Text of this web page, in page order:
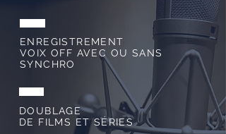
ENREGISTREMENT
VOIX OFF AVEC OU SANS
SYNCHRO
DOUBLAGE
DE FILMS ET SÉRIES